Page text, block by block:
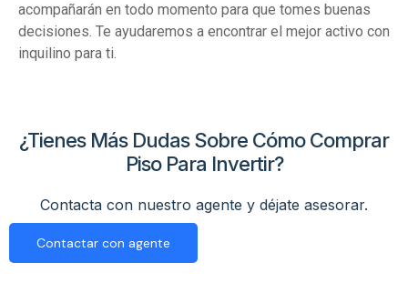
acompañarán en todo momento para que tomes buenas
decisiones. Te ayudaremos a encontrar el mejor activo con
inquilino para ti.
¿Tienes Más Dudas Sobre Cómo Comprar
Piso Para Invertir?
Contacta con nuestro agente y déjate asesorar.
Contactar con agente